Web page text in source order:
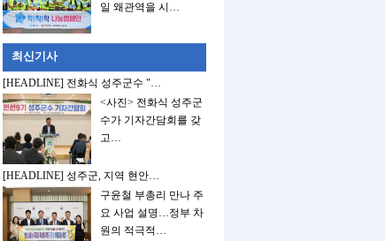
일 왜관역을 시…
최신기사
[HEADLINE] 전화식 성주군수 "…
<사진> 전화식 성주군
수가 기자간담회를 갖
고…
[HEADLINE] 성주군, 지역 현안…
구윤철 부총리 만나 주
요 사업 설명…정부 차
원의 적극적…